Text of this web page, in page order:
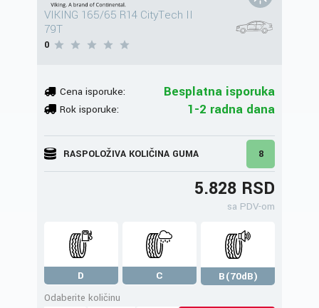
VIKING 165/65 R14 CityTech II
79T
0
Cena isporuke: Besplatna isporuka
Rok isporuke: 1-2 radna dana
RASPOLOŽIVA KOLIČINA GUMA 8
5.828 RSD
sa PDV-om
D C
B(70dB)
Odaberite količinu